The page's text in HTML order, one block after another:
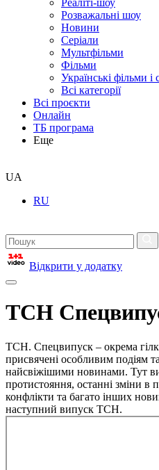
Реаліті-шоу
Розважальні шоу
Новини
Серіали
Мультфільми
Фільми
Українські фільми і
Всі категорії
Всі проєкти
Онлайн
ТБ програма
Еще
UA
RU
Відкрити у додатку
ТСН
ТСН. Спецвипуск – окрема
присвячені особливим подіям
найсвіжішими новинами. Тут ви
протистояння, останні зміни в
конфлікти та багато інших
наступний випуск ТСН.